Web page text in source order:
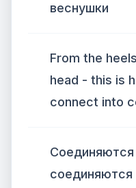
веснушки
From the
head - this is
connect into
Соединяются
соединяются